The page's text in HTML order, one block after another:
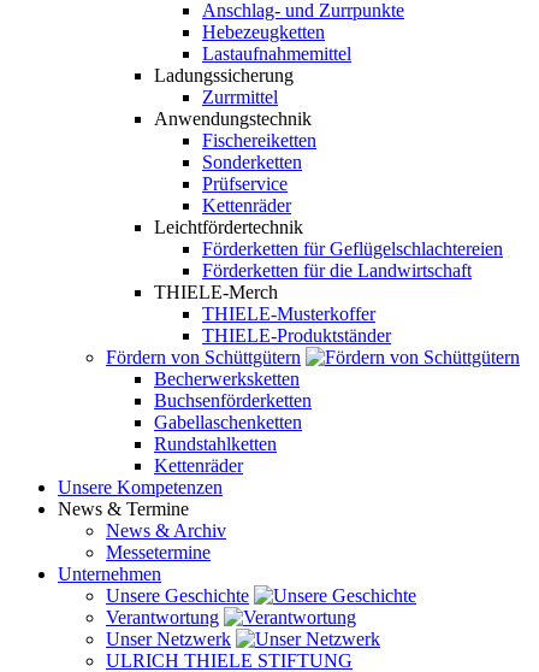
Anschlag- und Zurrpunkte
Hebezeugketten
Lastaufnahmemittel
Ladungssicherung
Zurrmittel
Anwendungstechnik
Fischereiketten
Sonderketten
Prüfservice
Kettenräder
Leichtfördertechnik
Förderketten für Geflügelschlachtereien
Förderketten für die Landwirtschaft
THIELE-Merch
THIELE-Musterkoffer
THIELE-Produktständer
Fördern von Schüttgütern
Becherwerksketten
Buchsenförderketten
Gabellaschenketten
Rundstahlketten
Kettenräder
Unsere Kompetenzen
News & Termine
News & Archiv
Messetermine
Unternehmen
Unsere Geschichte
Verantwortung
Unser Netzwerk
ULRICH THIELE STIFTUNG